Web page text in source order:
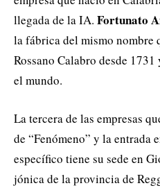
llegada de la IA. Fortunato
la fábrica del mismo nombre
Rossano Calabro desde
el mundo.
La tercera de las empresas
de “Fenómeno” y la entrada
específico tiene su sede en
jónica de la provincia de